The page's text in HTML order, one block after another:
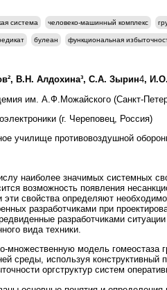
система человеко-машинный комплекс
булеан функциональная
В.Н. Алдохина³, С.А. Зырин4,
им. А.Ф.Можайского (Санкт-
(г. Череповец, Россия)
училище противовоздушной
наиболее значимых системных
возможность появления
эти свойства определяют
разработчиками при
разработчиками
вида техники.
множественную модель гомеостаза
среды, используя
оргструктур систем